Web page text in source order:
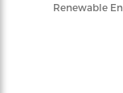
Renewable